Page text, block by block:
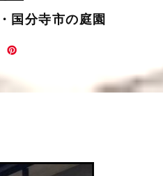
国分寺市の庭園